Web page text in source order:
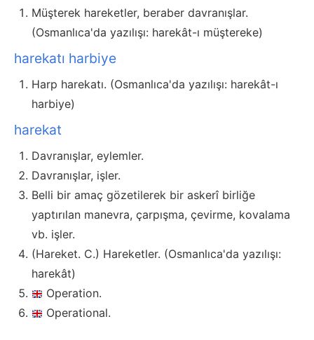
Müşterek hareketler, beraber davranışlar.
(Osmanlıca'da yazılışı: harekât-ı müştereke)
harekatı harbiye
Harp harekatı. (Osmanlıca'da yazılışı: harekât-ı
harbiye)
harekat
Davranışlar, eylemler.
Davranışlar, işler.
Belli bir amaç gözetilerek bir askerî birliğe
yaptırılan manevra, çarpışma, çevirme, kovalama
vb. işler.
(Hareket. C.) Hareketler. (Osmanlıca'da yazılışı:
harekât)
Operation.
Operational.